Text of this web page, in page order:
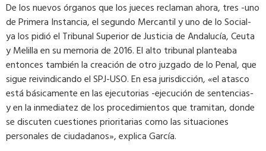
De los nuevos órganos que los jueces reclaman ahora, tres -uno
de Primera Instancia, el segundo Mercantil y uno de lo Social-
ya los pidió el Tribunal Superior de Justicia de Andalucía, Ceuta
y Melilla en su memoria de 2016. El alto tribunal planteaba
entonces también la creación de otro juzgado de lo Penal, que
sigue reivindicando el SPJ-USO. En esa jurisdicción, «el atasco
está básicamente en las ejecutorias -ejecución de sentencias-
y en la inmediatez de los procedimientos que tramitan, donde
se discuten cuestiones prioritarias como las situaciones
personales de ciudadanos», explica García.